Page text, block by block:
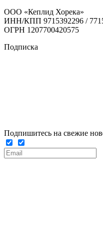
ООО «Кеплид Хорека»
ИНН/КПП 9715392296 /
ОГРН 1207700420575
Подписка
Подпишитесь на свежие